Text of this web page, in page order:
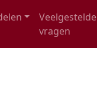
Veelgestelde
vragen